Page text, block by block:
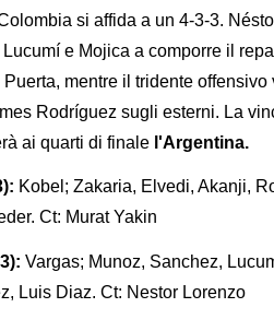
si affida a un 4-3-3.
e Mojica a comporre il
mentre il tridente
Rodríguez sugli esterni. La
ai quarti di finale l'Argentina.
Kobel; Zakaria, Elvedi, Akanji,
Ct: Murat Yakin
Vargas; Munoz, Sanchez,
Luis Diaz. Ct: Nestor Lorenzo